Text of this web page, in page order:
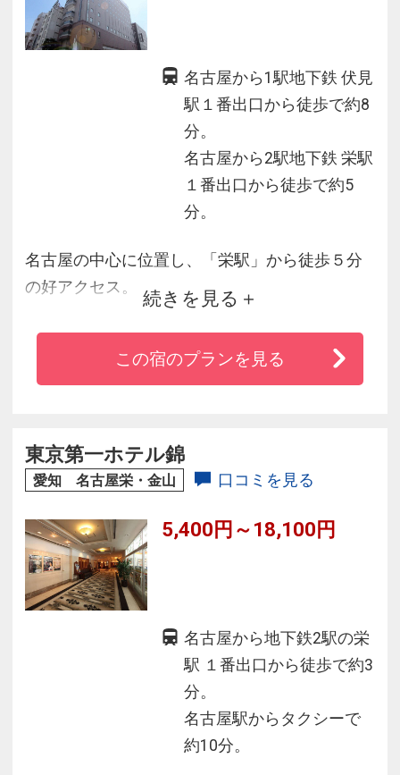
名古屋から1駅地下鉄 伏見
駅１番出口から徒歩で約8
分。
名古屋から2駅地下鉄 栄駅
１番出口から徒歩で約5
分。
名古屋の中心に位置し、「栄駅」から徒歩５分
の好アクセス。
繁華街にありながら、一歩中に入ると都会の喧
騒を忘れさせてくれるような、静かで落ち着い
た空間のホテルです。
周辺には名古屋名物を食べられるお店やコンビ
ニもたくさんあり、ビジネスにも観光にもとて
続きを見る
この宿のプランを見る
東京第一ホテル錦
愛知 名古屋栄・金山 口コミを見る
5,400円～18,100円
名古屋から地下鉄2駅の栄
駅 １番出口から徒歩で約3
分。
名古屋駅からタクシーで
約10分。